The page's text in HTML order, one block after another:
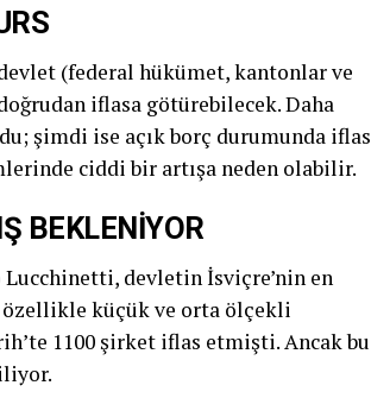
(federal hükümet, kantonlar ve
iflasa götürebilecek. Daha
şimdi ise açık borç durumunda iflas
ciddi bir artışa neden olabilir.
BEKLENİYOR
devletin İsviçre’nin en
özellikle küçük ve orta ölçekli
1100 şirket iflas etmişti. Ancak bu